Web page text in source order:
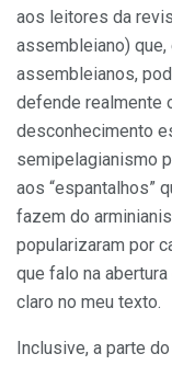
aos leitores da
assembleiano)
assembleianos,
defende realmente
desconhecimento
semipelagianismo
aos “espantalhos”
fazem do
popularizaram por
que falo na
claro no meu texto.
Inclusive, a parte